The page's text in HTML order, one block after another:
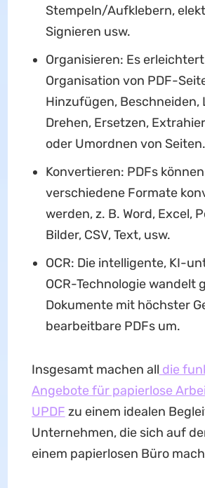
Stempeln/Aufklebern,
Signieren usw.
Organisieren: Es
Organisation von PDF-
Hinzufügen, Beschneiden,
Drehen, Ersetzen,
oder Umordnen von Seiten.
Konvertieren: PDFs
verschiedene Formate
werden, z. B. Word, Excel,
Bilder, CSV, Text, usw.
OCR: Die intelligente, KI-
OCR-Technologie wandelt
Dokumente mit höchster
bearbeitbare PDFs um.
Insgesamt machen all die
Angebote für papierlose
UPDF zu einem idealen
Unternehmen, die sich auf
einem papierlosen Büro